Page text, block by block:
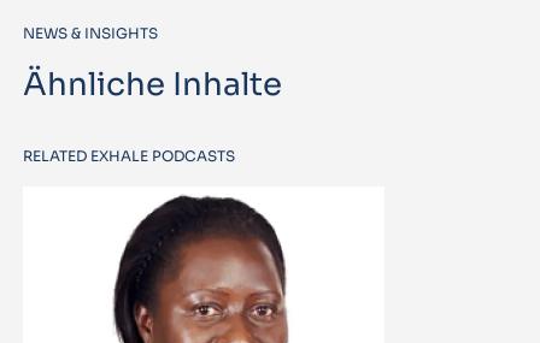
NEWS & INSIGHTS
Ähnliche Inhalte
RELATED EXHALE PODCASTS